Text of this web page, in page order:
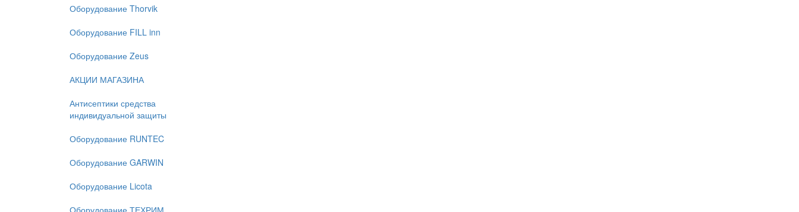
Оборудование Thorvik
Оборудование FILL inn
Оборудование Zeus
АКЦИИ МАГАЗИНА
Антисептики средства
индивидуальной защиты
Оборудование RUNTEC
Оборудование GARWIN
Оборудование Licota
Оборудование ТЕХРИМ